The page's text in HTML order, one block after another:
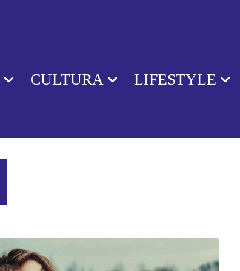
CULTURA LIFESTYLE